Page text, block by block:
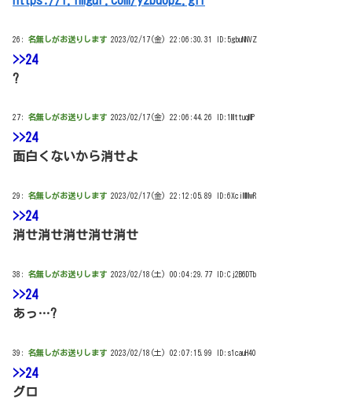
26: 名無しがお送りします 2023/02/17(金) 22:06:30.31 ID:5gbuNNVZ
>>24
?
27: 名無しがお送りします 2023/02/17(金) 22:06:44.26 ID:1MttuqMP
>>24
面白くないから消せよ
29: 名無しがお送りします 2023/02/17(金) 22:12:05.89 ID:6XciMMwR
>>24
消せ消せ消せ消せ消せ
38: 名無しがお送りします 2023/02/18(土) 00:04:29.77 ID:Cj2B6DTb
>>24
あっ…?
39: 名無しがお送りします 2023/02/18(土) 02:07:15.99 ID:s1cauH40
>>24
グロ